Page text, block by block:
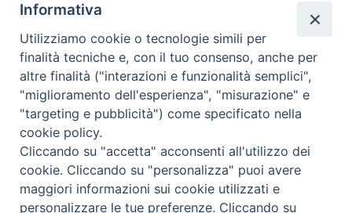
Redazione
Scrivici
Copyright © 2019 - Tutti i diritti riservati - Vita
Trentina Editrice
Privacy Policy
Informativa
Utilizziamo cookie o tecnologie simili per
finalità tecniche e, con il tuo consenso, anche per
altre finalità ("interazioni e funzionalità semplici",
"miglioramento dell'esperienza", "misurazione" e
"targeting e pubblicità") come specificato nella
cookie policy.
Cliccando su "accetta" acconsenti all'utilizzo dei
cookie. Cliccando su "personalizza" puoi avere
maggiori informazioni sui cookie utilizzati e
personalizzare le tue preferenze. Cliccando su